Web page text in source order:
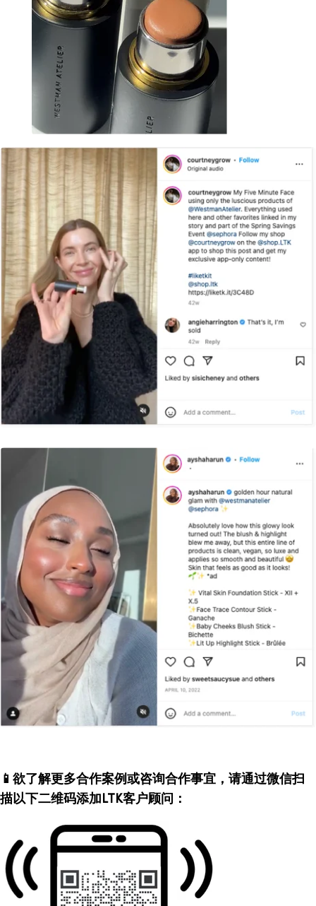
📱欲了解更多合作案例或咨询合作事宜，请通过微信扫
描以下二维码添加LTK客户顾问：